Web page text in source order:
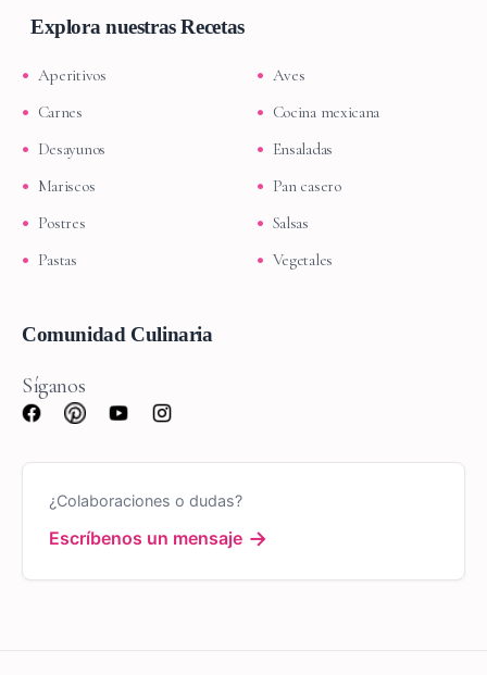
Explora nuestras Recetas
Aperitivos
Aves
Carnes
Cocina mexicana
Desayunos
Ensaladas
Mariscos
Pan casero
Postres
Salsas
Pastas
Vegetales
Comunidad Culinaria
Síganos
¿Colaboraciones o dudas?
Escríbenos un mensaje →